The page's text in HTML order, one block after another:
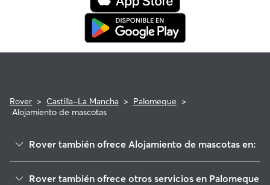
Rover > Castilla-La Mancha > Palomeque >
Alojamiento de mascotas
Rover también ofrece Alojamiento de mascotas en:
Rover también ofrece otros servicios en Palomeque